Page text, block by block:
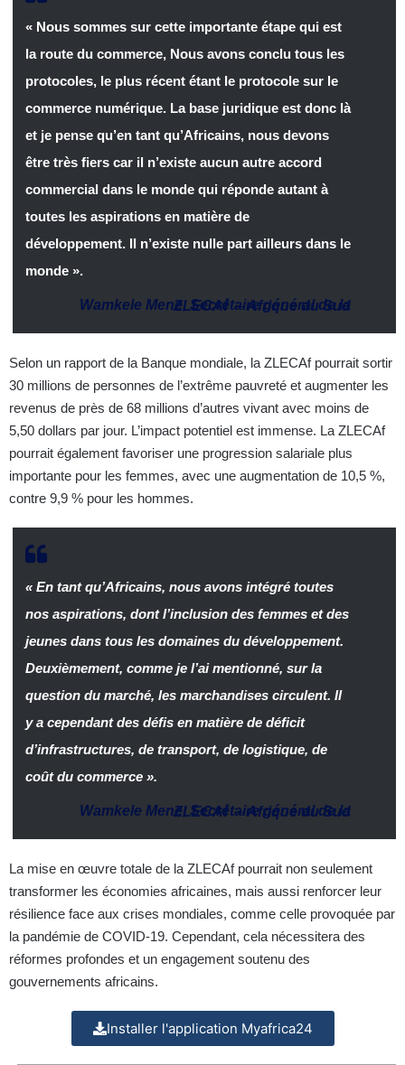
« Nous sommes sur cette importante étape qui est
la route du commerce, Nous avons conclu tous les
protocoles, le plus récent étant le protocole sur le
commerce numérique. La base juridique est donc là
et je pense qu’en tant qu’Africains, nous devons
être très fiers car il n’existe aucun autre accord
commercial dans le monde qui réponde autant à
toutes les aspirations en matière de
développement. Il n’existe nulle part ailleurs dans le
monde ».
Wamkele Mene,
Secrétaire général de la ZLECAf–Afrique du Sud
Selon un rapport de la Banque mondiale, la ZLECAf pourrait sortir
30 millions de personnes de l’extrême pauvreté et augmenter les
revenus de près de 68 millions d’autres vivant avec moins de
5,50 dollars par jour. L’impact potentiel est immense. La ZLECAf
pourrait également favoriser une progression salariale plus
importante pour les femmes, avec une augmentation de 10,5 %,
contre 9,9 % pour les hommes.
« En tant qu’Africains, nous avons intégré toutes
nos aspirations, dont l’inclusion des femmes et des
jeunes dans tous les domaines du développement.
Deuxièmement, comme je l’ai mentionné, sur la
question du marché, les marchandises circulent. Il
y a cependant des défis en matière de déficit
d’infrastructures, de transport, de logistique, de
coût du commerce ».
Wamkele Mene,
Secrétaire général de la ZLECAf–Afrique du Sud
La mise en œuvre totale de la ZLECAf pourrait non seulement
transformer les économies africaines, mais aussi renforcer leur
résilience face aux crises mondiales, comme celle provoquée par
la pandémie de COVID-19. Cependant, cela nécessitera des
réformes profondes et un engagement soutenu des
gouvernements africains.
Installer l'application Myafrica24